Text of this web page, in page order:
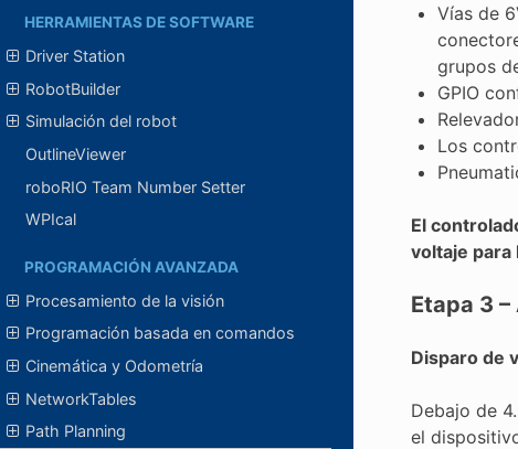
HERRAMIENTAS DE SOFTWARE
Driver Station
RobotBuilder
Simulación del robot
OutlineViewer
roboRIO Team Number Setter
WPIcal
PROGRAMACIÓN AVANZADA
Procesamiento de la visión
Programación basada en comandos
Cinemática y Odometría
NetworkTables
Path Planning
Vías de
grupos
GPIO
Los
El
voltaje para
Etapa 3
Disparo de
Debajo de
el